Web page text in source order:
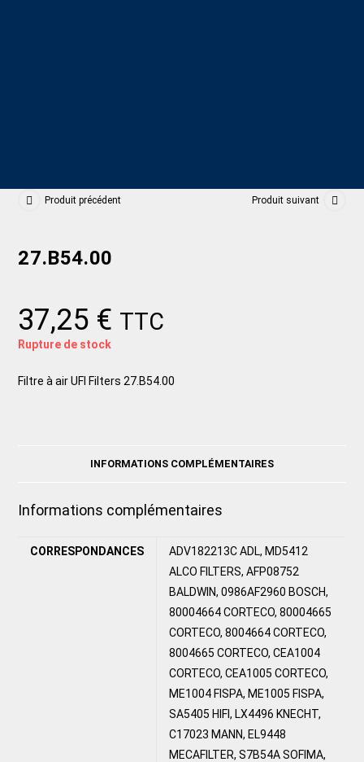
Produit précédent Produit suivant
27.B54.00
37,25 € TTC
Rupture de stock
Filtre à air UFI Filters 27.B54.00
INFORMATIONS COMPLÉMENTAIRES
Informations complémentaires
CORRESPONDANCES
ADV182213C ADL, MD5412
ALCO FILTERS, AFP08752
BALDWIN, 0986AF2960 BOSCH,
80004664 CORTECO, 80004665
CORTECO, 8004664 CORTECO,
8004665 CORTECO, CEA1004
CORTECO, CEA1005 CORTECO,
ME1004 FISPA, ME1005 FISPA,
SA5405 HIFI, LX4496 KNECHT,
C17023 MANN, EL9448
MECAFILTER, S7B54A SOFIMA,